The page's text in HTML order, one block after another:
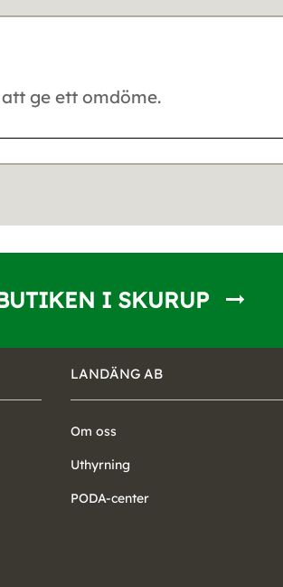
I SKURUP
LANDÄNG AB
Om oss
Uthyrning
PODA-center